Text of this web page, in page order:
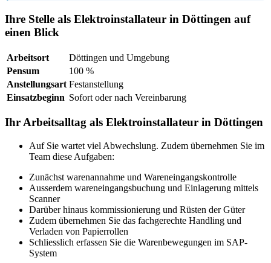
Ihre Stelle als Elektroinstallateur in Döttingen auf
einen Blick
Arbeitsort
Döttingen und Umgebung
Pensum
100 %
Anstellungsart Festanstellung
Einsatzbeginn Sofort oder nach Vereinbarung
Ihr Arbeitsalltag als Elektroinstallateur in Döttingen
Auf Sie wartet viel Abwechslung. Zudem übernehmen Sie im
Team diese Aufgaben:
Zunächst warenannahme und Wareneingangskontrolle
Ausserdem wareneingangsbuchung und Einlagerung mittels
Scanner
Darüber hinaus kommissionierung und Rüsten der Güter
Zudem übernehmen Sie das fachgerechte Handling und
Verladen von Papierrollen
Schliesslich erfassen Sie die Warenbewegungen im SAP-
System